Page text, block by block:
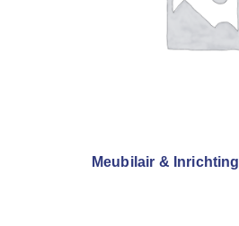
Meubilair & Inrichting